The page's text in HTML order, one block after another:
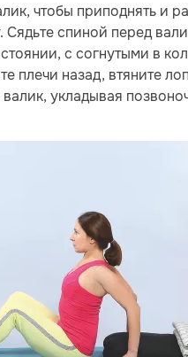
чтобы приподнять и
Сядьте спиной перед
с согнутыми в
плечи назад, втяните
укладывая